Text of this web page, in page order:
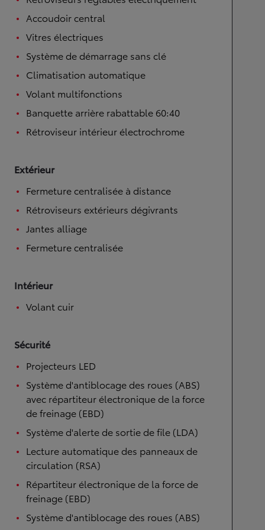
Accoudoir central
Vitres électriques
Système de démarrage sans clé
Climatisation automatique
Volant multifonctions
Banquette arrière rabattable 60:40
Rétroviseur intérieur électrochrome
Extérieur
Fermeture centralisée à distance
Rétroviseurs extérieurs dégivrants
Jantes alliage
Fermeture centralisée
Intérieur
Volant cuir
Sécurité
Projecteurs LED
Système d'antiblocage des roues (ABS)
avec répartiteur électronique de la force
de freinage (EBD)
Système d'alerte de sortie de file (LDA)
Lecture automatique des panneaux de
circulation (RSA)
Répartiteur électronique de la force de
freinage (EBD)
Système d'antiblocage des roues (ABS)